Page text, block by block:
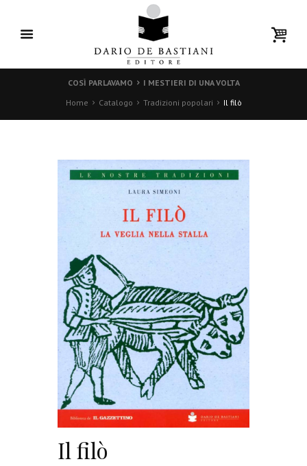
COSÌ PARLAVAMO
I MESTIERI DI UNA VOLTA
Home
Catalogo Tradizioni popolari Il filò
Il filò